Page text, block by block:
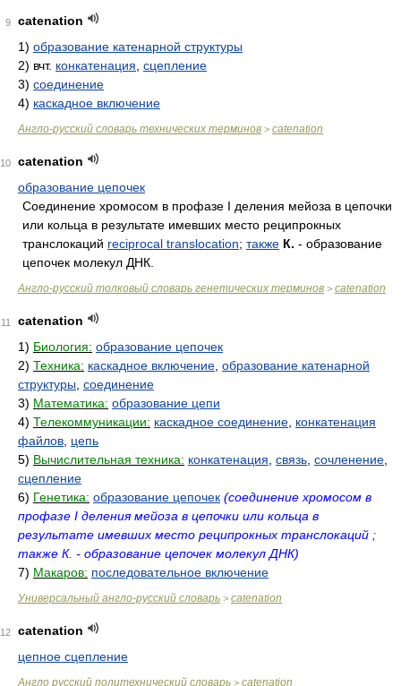
9
catenation
1) образование катенарной структуры
2) вчт. конкатенация сцепление
3) соединение
4) каскадное включение
Англо-русский словарь технических терминов > catenation
10
catenation
образование цепочек
Соединение хромосом в профазе I деления мейоза в цепочки
или кольца в результате имевших место реципрокных
транслокаций reciprocal translocation; также К. - образование
цепочек молекул ДНК.
Англо-русский толковый словарь генетических терминов > catenation
11
catenation
1) Биология: образование цепочек
2) Техника: каскадное включение образование катенарной
структуры соединение
3) Математика: образование цепи
4) Телекоммуникации: каскадное соединение конкатенация
файлов цепь
5) Вычислительная техника: конкатенация связь сочленение
сцепление
6) Генетика: образование цепочек (соединение хромосом в
профазе I деления мейоза в цепочки или кольца в
результате имевших место реципрокных транслокаций ;
также К. - образование цепочек молекул ДНК)
7) Макаров: последовательное включение
Универсальный англо-русский словарь > catenation
12
catenation
цепное сцепление
Англо русский политехнический словарь > catenation